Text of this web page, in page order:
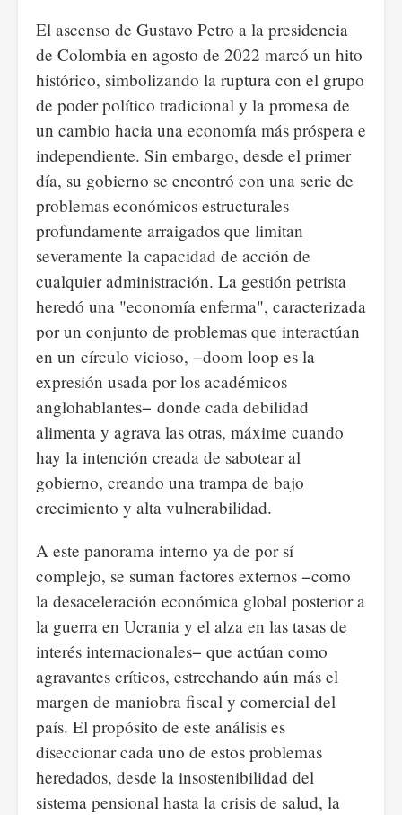
El ascenso de Gustavo Petro a la presidencia
de Colombia en agosto de 2022 marcó un hito
histórico, simbolizando la ruptura con el grupo
de poder político tradicional y la promesa de
un cambio hacia una economía más próspera e
independiente. Sin embargo, desde el primer
día, su gobierno se encontró con una serie de
problemas económicos estructurales
profundamente arraigados que limitan
severamente la capacidad de acción de
cualquier administración. La gestión petrista
heredó una "economía enferma", caracterizada
por un conjunto de problemas que interactúan
en un círculo vicioso, −doom loop es la
expresión usada por los académicos
anglohablantes− donde cada debilidad
alimenta y agrava las otras, máxime cuando
hay la intención creada de sabotear al
gobierno, creando una trampa de bajo
crecimiento y alta vulnerabilidad.
A este panorama interno ya de por sí
complejo, se suman factores externos −como
la desaceleración económica global posterior a
la guerra en Ucrania y el alza en las tasas de
interés internacionales− que actúan como
agravantes críticos, estrechando aún más el
margen de maniobra fiscal y comercial del
país. El propósito de este análisis es
diseccionar cada uno de estos problemas
heredados, desde la insostenibilidad del
sistema pensional hasta la crisis de salud, la